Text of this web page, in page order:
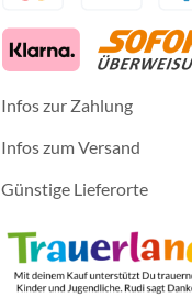
Infos zur Zahlung
Infos zum Versand
Günstige Lieferorte